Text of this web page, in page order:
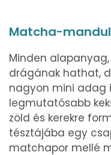
Matcha-
Minden
drágának hathat,
nagyon mini adag
legmutatósabb
zöld és kerekre
tésztájába egy
matchapor mellé